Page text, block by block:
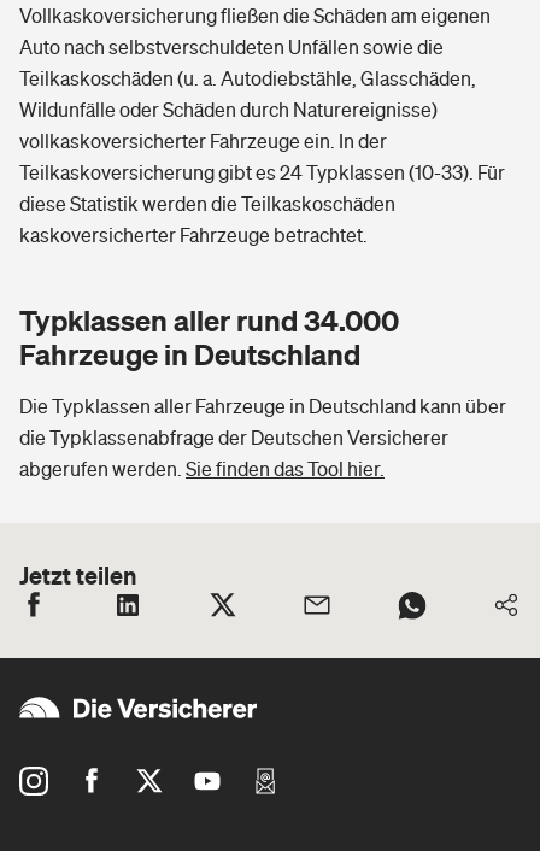
Vollkaskoversicherung fließen die Schäden am eigenen
Auto nach selbstverschuldeten Unfällen sowie die
Teilkaskoschäden (u. a. Autodiebstähle, Glasschäden,
Wildunfälle oder Schäden durch Naturereignisse)
vollkaskoversicherter Fahrzeuge ein. In der
Teilkaskoversicherung gibt es 24 Typklassen (10-33). Für
diese Statistik werden die Teilkaskoschäden
kaskoversicherter Fahrzeuge betrachtet.
Typklassen aller rund 34.000
Fahrzeuge in Deutschland
Die Typklassen aller Fahrzeuge in Deutschland kann über
die Typklassenabfrage der Deutschen Versicherer
abgerufen werden. Sie finden das Tool hier.
Jetzt teilen